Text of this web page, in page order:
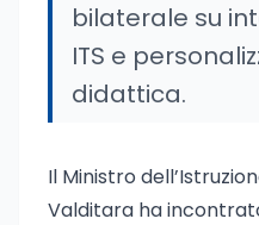
bilaterale su
ITS e
didattica.
Il Ministro
Valditara ha